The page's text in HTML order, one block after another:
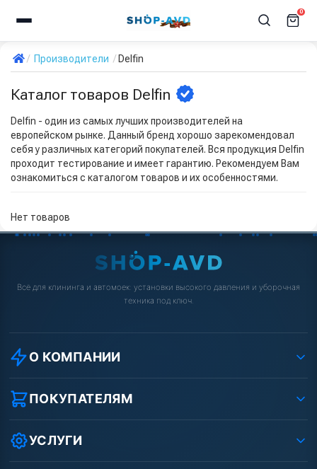
0
Производители Delfin
Каталог товаров Delfin
Delfin - один из самых лучших производителей на
европейском рынке. Данный бренд хорошо зарекомендовал
себя у различных категорий покупателей. Вся продукция Delfin
проходит тестирование и имеет гарантию. Рекомендуем Вам
ознакомиться с каталогом товаров и их особенностями.
Нет товаров
Всё для клининга и автомоек: установки высокого давления и уборочная
техника под ключ.
О КОМПАНИИ
О компании
Реквизиты ООО «Шоп АВД»
Защита данных клиента
Условия соглашения
Вакансии
ПОКУПАТЕЛЯМ
Как заказать?
Оплата
Доставка
УСЛУГИ
Услуги